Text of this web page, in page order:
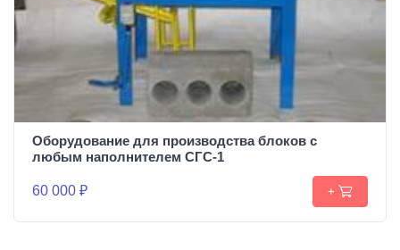
Оборудование для производства блоков c
любым наполнителем СГС-1
60 000 ₽ +